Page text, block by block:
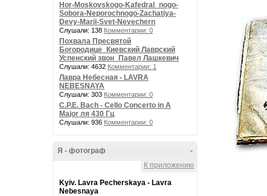
Hor-Moskovskogo-Kafedral_nogo-
Sobora-Neporochnogo-Zachatiya-
Devy-Marii-Svet-Nevechern
Слушали: 138 Комментарии: 0
Похвала Пресвятой
Богородице_Киевский Лаврский
Успенский звон_Павел Лашкевич
Слушали: 4632 Комментарии: 1
Лавра Небесная - LAVRA
NEBESNAYA
Слушали: 303 Комментарии: 0
C.P.E. Bach - Cello Concerto in A
Major ля 430 Гц
Слушали: 936 Комментарии: 0
-
Я - фотограф
К приложению
Kyiv. Lavra Pecherskaya - Lavra
Nebesnaya